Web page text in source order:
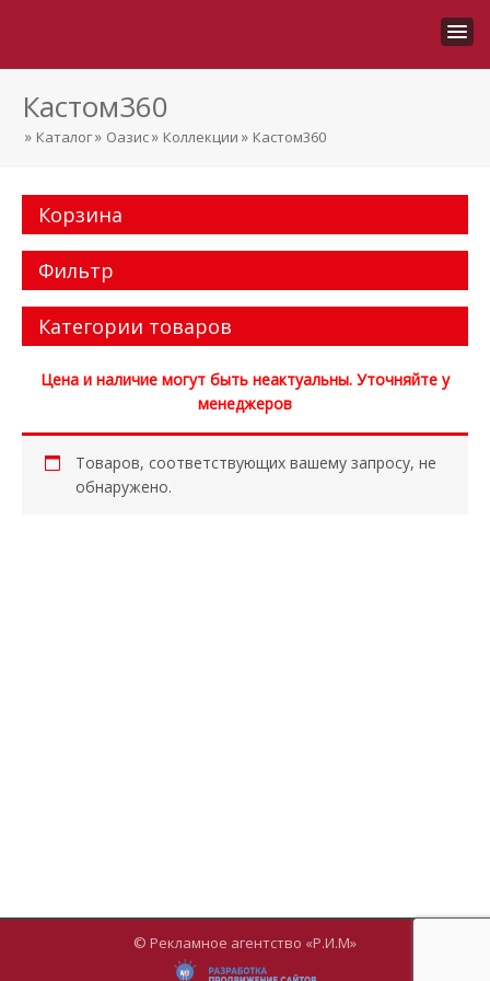
Кастом360
» Каталог» Оазис» Коллекции » Кастом360
Корзина
Фильтр
Категории товаров
Цена и наличие могут быть неактуальны. Уточняйте у
менеджеров
Товаров, соответствующих вашему запросу, не
обнаружено.
© Рекламное агентство «Р.И.М»